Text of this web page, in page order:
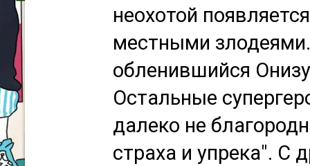
неохотой
местными
обленившийся
Остальные
далеко не
страха и упрека". С